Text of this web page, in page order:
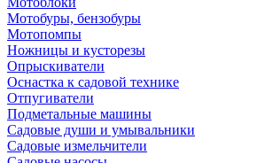
Мотобуры, бензобуры
Мотопомпы
Ножницы и кусторезы
Опрыскиватели
Оснастка к садовой технике
Отпугиватели
Подметальные машины
Садовые души и умывальники
Садовые измельчители